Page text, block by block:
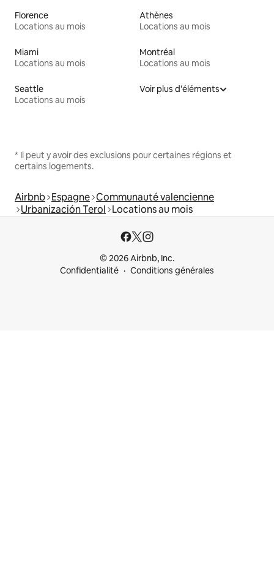
Florence
Locations au mois
Athènes
Locations au mois
Miami
Locations au mois
Montréal
Locations au mois
Seattle
Locations au mois
Voir plus d'éléments
* Il peut y avoir des exclusions pour certaines régions et
certains logements.
Airbnb Espagne Communauté valencienne
Urbanización Terol Locations au mois
© 2026 Airbnb, Inc.
Confidentialité
Conditions générales